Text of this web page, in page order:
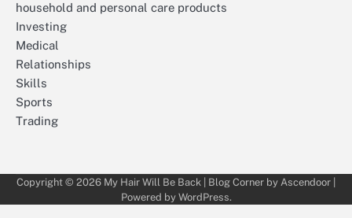
household and personal care products
Investing
Medical
Relationships
Skills
Sports
Trading
Copyright © 2026 My Hair Will Be Back | Blog Corner by Ascendoor
Powered by WordPress.